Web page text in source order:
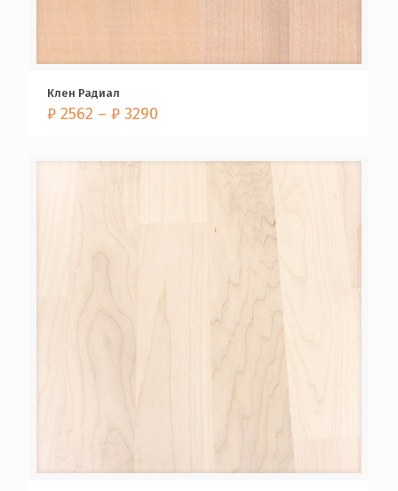
Клен Радиал
₽ 2562 – ₽ 3290